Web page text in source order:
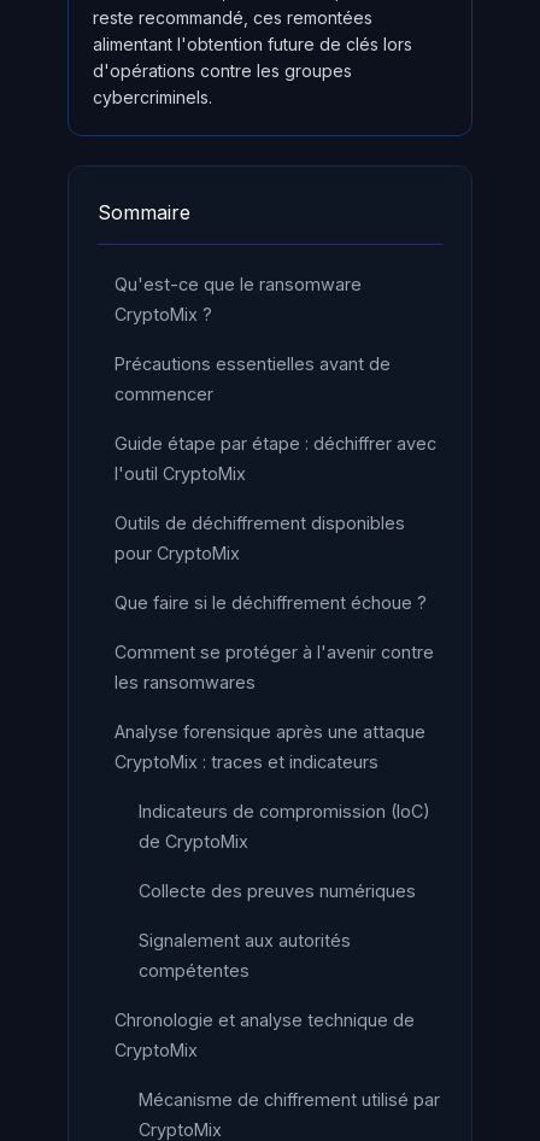
reste recommandé, ces remontées
alimentant l'obtention future de clés lors
d'opérations contre les groupes
cybercriminels.
Sommaire
Qu'est-ce que le ransomware
CryptoMix ?
Précautions essentielles avant de
commencer
Guide étape par étape : déchiffrer avec
l'outil CryptoMix
Outils de déchiffrement disponibles
pour CryptoMix
Que faire si le déchiffrement échoue ?
Comment se protéger à l'avenir contre
les ransomwares
Analyse forensique après une attaque
CryptoMix : traces et indicateurs
Indicateurs de compromission (IoC)
de CryptoMix
Collecte des preuves numériques
Signalement aux autorités
compétentes
Chronologie et analyse technique de
CryptoMix
Mécanisme de chiffrement utilisé par
CryptoMix